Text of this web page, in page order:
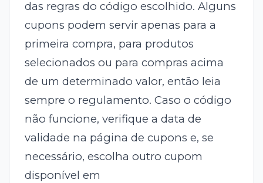
das regras do código escolhido. Alguns
cupons podem servir apenas para a
primeira compra, para produtos
selecionados ou para compras acima
de um determinado valor, então leia
sempre o regulamento. Caso o código
não funcione, verifique a data de
validade na página de cupons e, se
necessário, escolha outro cupom
disponível em